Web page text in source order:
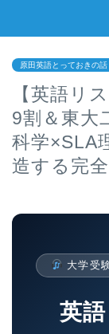
原田英語とっておきの話
【英語リ
9割＆東大
科学×SLA
造する完
大学受
英